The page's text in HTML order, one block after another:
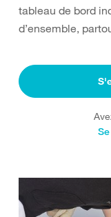
tableau de bord
d’ensemble,